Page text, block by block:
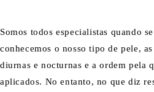
Somos todos especialistas quando
conhecemos o nosso tipo de pele,
diurnas e nocturnas e a ordem pela
aplicados. No entanto, no que diz